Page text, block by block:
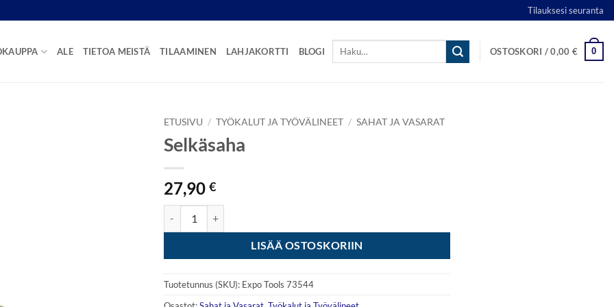
Tilauksesi seuranta
ALE TIETOA MEISTÄ TILAAMINEN LAHJAKORTTI BLOGI
Etsi:
OSTOSKORI /0,00 € 0
ETUSIVU / TYÖKALUT JA TYÖVÄLINEET / SAHAT JA VASARAT
Selkäsaha
27,90 €
LISÄÄ OSTOSKORIIN
Tuotetunnus (SKU): Expo Tools 73544